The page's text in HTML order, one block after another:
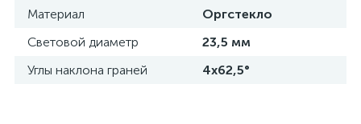
Материал
Оргстекло
Световой диаметр
23,5 мм
Углы наклона граней
4х62,5°